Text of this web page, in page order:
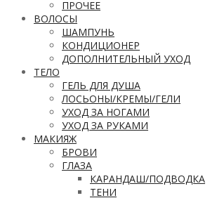
ПРОЧЕЕ
ВОЛОСЫ
ШАМПУНЬ
КОНДИЦИОНЕР
ДОПОЛНИТЕЛЬНЫЙ УХОД
ТЕЛО
ГЕЛЬ ДЛЯ ДУША
ЛОСЬОНЫ/КРЕМЫ/ГЕЛИ
УХОД ЗА НОГАМИ
УХОД ЗА РУКАМИ
МАКИЯЖ
БРОВИ
ГЛАЗА
КАРАНДАШ/ПОДВОДКА
ТЕНИ